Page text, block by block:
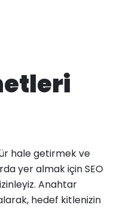
hale getirmek ve
yer almak için SEO
Anahtar
hedef kitlenizin